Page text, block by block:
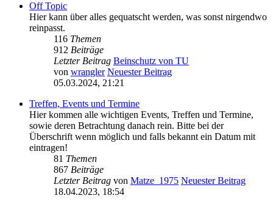
Off Topic
Hier kann über alles gequatscht werden, was sonst nirgendwo
reinpasst.
116 Themen
912 Beiträge
Letzter Beitrag Beinschutz von TU
von wrangler Neuester Beitrag
05.03.2024, 21:21
Treffen, Events und Termine
Hier kommen alle wichtigen Events, Treffen und Termine,
sowie deren Betrachtung danach rein. Bitte bei der
Überschrift wenn möglich und falls bekannt ein Datum mit
eintragen!
81 Themen
867 Beiträge
Letzter Beitrag von Matze_1975 Neuester Beitrag
18.04.2023, 18:54